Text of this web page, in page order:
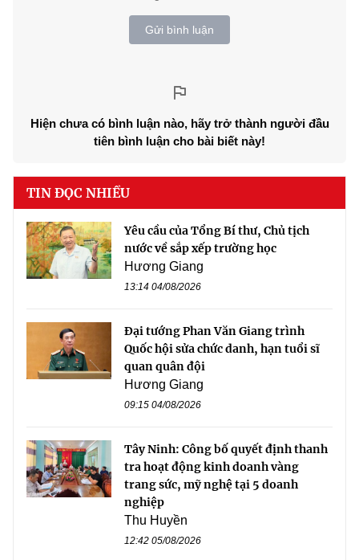
Gửi bình luận
Hiện chưa có bình luận nào, hãy trở thành người đầu
tiên bình luận cho bài biết này!
TIN ĐỌC NHIỀU
Yêu cầu của Tổng Bí thư, Chủ tịch
nước về sắp xếp trường học
Hương Giang
13:14 04/08/2026
Đại tướng Phan Văn Giang trình
Quốc hội sửa chức danh, hạn tuổi sĩ
quan quân đội
Hương Giang
09:15 04/08/2026
Tây Ninh: Công bố quyết định thanh
tra hoạt động kinh doanh vàng
trang sức, mỹ nghệ tại 5 doanh
nghiệp
Thu Huyền
12:42 05/08/2026